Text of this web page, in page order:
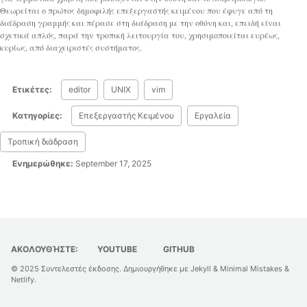
Θεωρείται ο πρώτος δημοφιλής επεξεργαστής κειμένου που έφυγε από τη
διάδραση γραμμής και πέρασε στη διάδραση με την οθόνη και, επειδή είναι
σχετικά απλός, παρά την τροπική λειτουργία του, χρησιμοποιείται ευρέως,
κυρίως, από διαχειριστές συστήματος.
Ετικέτες: editor UNIX vim
Κατηγορίες: Επεξεργαστής Κειμένου Εργαλεία
Τροπική διάδραση
Ενημερώθηκε: September 17, 2025
ΑΚΟΛΟΥΘΉΣΤΕ: YOUTUBE GITHUB
© 2025 Συντελεστές έκδοσης. Δημιουργήθηκε με Jekyll & Minimal Mistakes &
Netlify.